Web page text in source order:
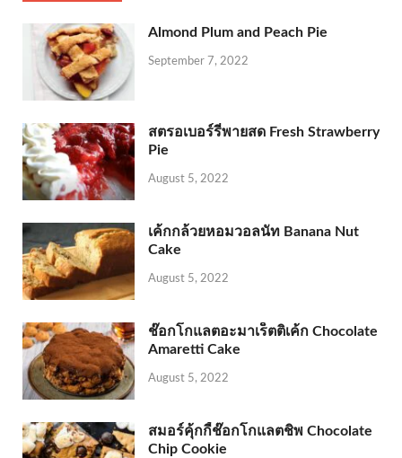
Almond Plum and Peach Pie
September 7, 2022
สตรอเบอร์รี่พายสด Fresh Strawberry
Pie
August 5, 2022
เค้กกล้วยหอมวอลนัท Banana Nut
Cake
August 5, 2022
ช๊อกโกแลตอะมาเร็ตติเค้ก Chocolate
Amaretti Cake
August 5, 2022
สมอร์คุ้กกี้ช๊อกโกแลตชิพ Chocolate
Chip Cookie